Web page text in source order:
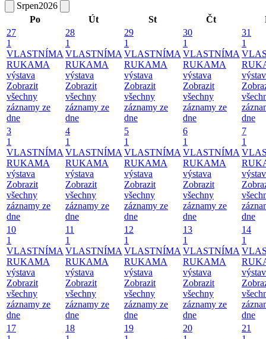
Srpen2026
Po
Út St Čt
27
1
VLASTNÍMA
RUKAMA
výstava
Zobrazit
všechny
záznamy ze
dne
28
1
VLASTNÍMA
RUKAMA
výstava
Zobrazit
všechny
záznamy ze
dne
29
1
VLASTNÍMA
RUKAMA
výstava
Zobrazit
všechny
záznamy ze
dne
30
1
VLASTNÍMA
RUKAMA
výstava
Zobrazit
všechny
záznamy ze
dne
31
1
dne
3
1
VLASTNÍMA
RUKAMA
výstava
Zobrazit
všechny
záznamy ze
dne
4
1
VLASTNÍMA
RUKAMA
výstava
Zobrazit
všechny
záznamy ze
dne
5
1
VLASTNÍMA
RUKAMA
výstava
Zobrazit
všechny
záznamy ze
dne
6
1
VLASTNÍMA
RUKAMA
výstava
Zobrazit
všechny
záznamy ze
dne
7
1
dne
10
1
VLASTNÍMA
RUKAMA
výstava
Zobrazit
všechny
záznamy ze
dne
11
1
VLASTNÍMA
RUKAMA
výstava
Zobrazit
všechny
záznamy ze
dne
12
1
VLASTNÍMA
RUKAMA
výstava
Zobrazit
všechny
záznamy ze
dne
13
1
VLASTNÍMA
RUKAMA
výstava
Zobrazit
všechny
záznamy ze
dne
14
1
dne
17
18
19
20
21